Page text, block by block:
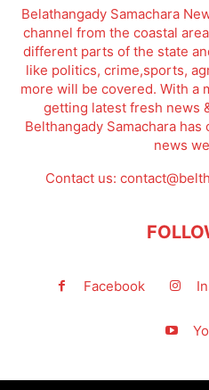
Belathangady Samachara
channel from the coastal
different parts of the state
like politics, crime,sports,
more will be covered. With a
getting latest fresh news
Belthangady Samachara
news
Contact us:
Facebook